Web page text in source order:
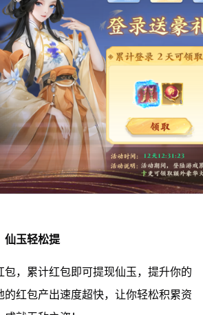
仙玉轻松提
包，累计红包即可提现仙玉，提升你的
的红包产出速度超快，让你轻松积累资